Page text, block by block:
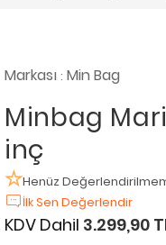
Markası: Min Bag
Minbag
inç
Henüz
İlk Sen Değerlendir
KDV Dahil 3.299,90